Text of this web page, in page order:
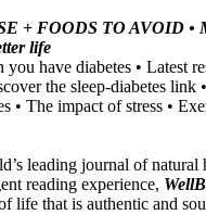
+ FOODS TO AVOID •
life
have diabetes • Latest
the sleep-diabetes link
• The impact of stress •
leading journal of natural
reading experience,
life that is authentic and